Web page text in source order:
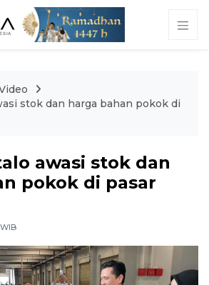
stok dan harga bahan pokok di
awasi stok dan
pokok di pasar